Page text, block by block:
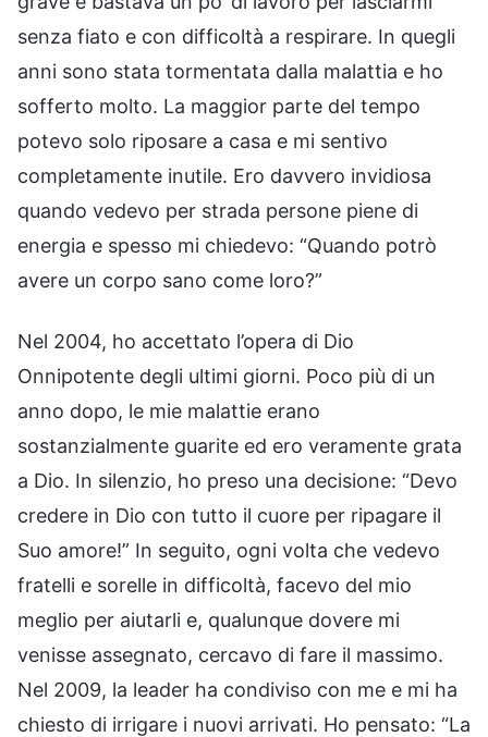
senza fiato e con difficoltà a respirare. In quegli
anni sono stata tormentata dalla malattia e ho
sofferto molto. La maggior parte del tempo
potevo solo riposare a casa e mi sentivo
completamente inutile. Ero davvero invidiosa
quando vedevo per strada persone piene di
energia e spesso mi chiedevo: “Quando potrò
avere un corpo sano come loro?”
Nel 2004, ho accettato l’opera di Dio
Onnipotente degli ultimi giorni. Poco più di un
anno dopo, le mie malattie erano
sostanzialmente guarite ed ero veramente grata
a Dio. In silenzio, ho preso una decisione: “Devo
credere in Dio con tutto il cuore per ripagare il
Suo amore!” In seguito, ogni volta che vedevo
fratelli e sorelle in difficoltà, facevo del mio
meglio per aiutarli e, qualunque dovere mi
venisse assegnato, cercavo di fare il massimo.
Nel 2009, la leader ha condiviso con me e mi ha
chiesto di irrigare i nuovi arrivati. Ho pensato: “La